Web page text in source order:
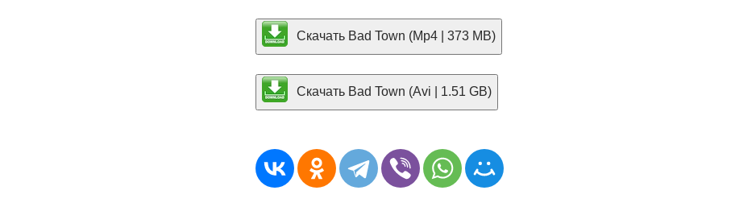
Скачать Bad Town (Mp4 | 373 MB)
Скачать Bad Town (Avi | 1.51 GB)